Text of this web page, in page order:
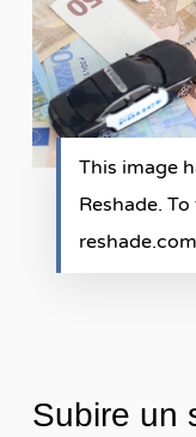
This image
Reshade.
reshade.com
Subire un